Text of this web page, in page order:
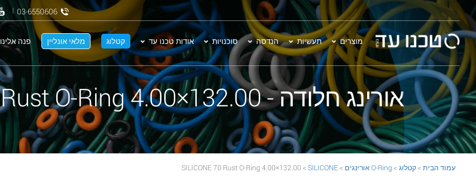
מוצרים תעשיות הנדסה סוכנויות אודות טכנו עד קטלוג מלאי אונליין פנה אלינו
03-6550606
אורינג חלודה - 132.00×4.00 SILICONE 70 Rust O-Ring
עמוד הבית >קטלוג > O-Ring אורינגים >
SILICONE
> 132.00×4.00 SILICONE 70 Rust O-Ring